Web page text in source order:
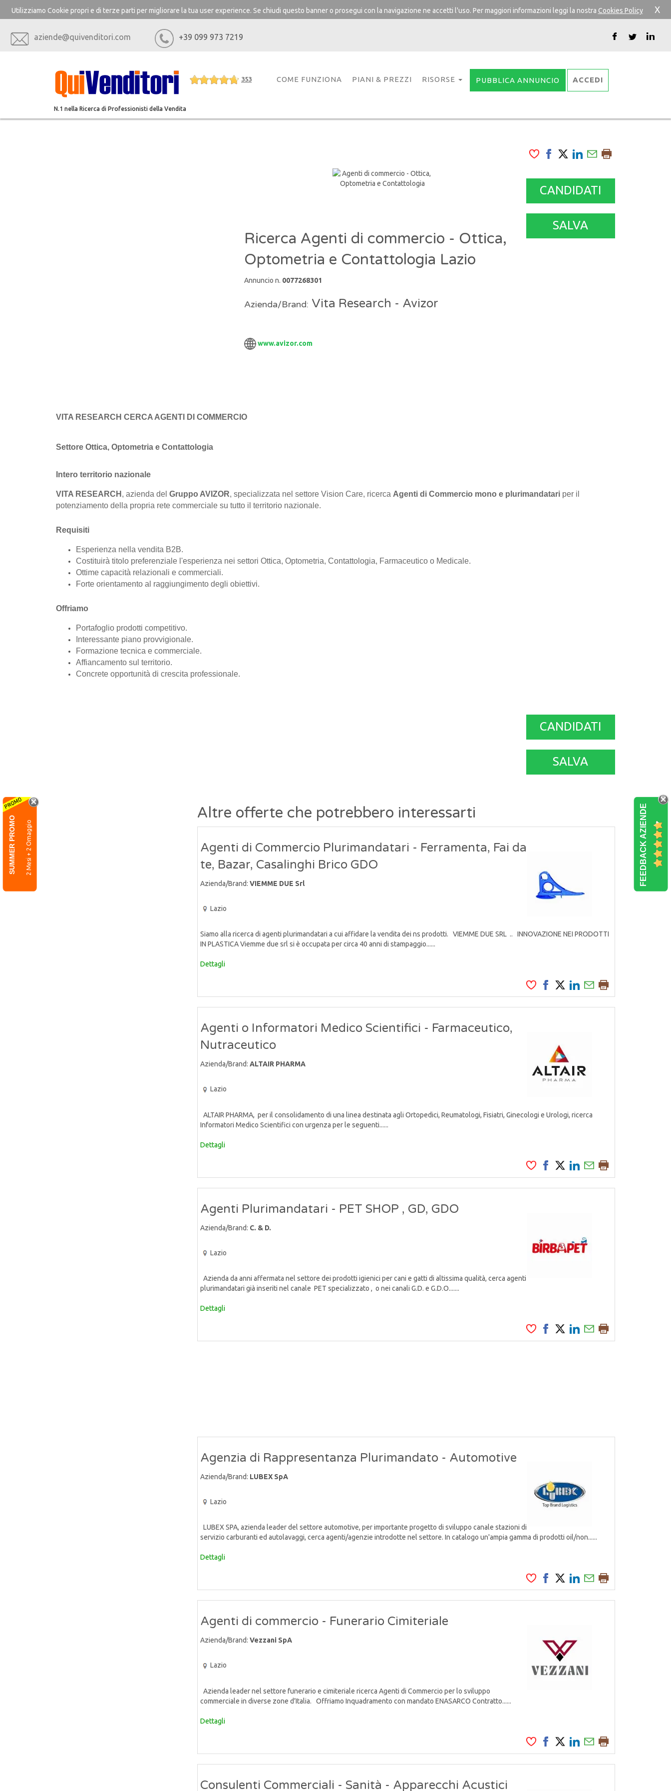
Utilizziamo Cookie propri e di terze parti per migliorare la tua user experience. Se chiudi questo banner o prosegui con la navigazione ne accetti l'uso. Per maggiori informazioni leggi la nostra Cookies Policy X
aziende@quivenditori.com +39 099 973 7219
353
N.1 nella Ricerca di Professionisti della Vendita
COME FUNZIONA PIANI & PREZZI RISORSE PUBBLICA ANNUNCIO ACCEDI
FEEDBACK AZIENDE
SUMMER PROMO 2 Mesi + 2 Omaggio
Ricerca Agenti di commercio - Ottica,
Optometria e Contattologia Lazio
Annuncio n. 0077268301
Azienda/Brand: Vita Research - Avizor
www.avizor.com
CANDIDATI
SALVA
VITA RESEARCH CERCA AGENTI DI COMMERCIO
Settore Ottica, Optometria e Contattologia
Intero territorio nazionale
VITA RESEARCH , azienda del Gruppo AVIZOR, specializzata nel settore Vision Care, ricerca Agenti di Commercio mono e plurimandatari per il
potenziamento della propria rete commerciale su tutto il territorio nazionale.
Requisiti
Esperienza nella vendita B2B.
Costituirà titolo preferenziale l'esperienza nei settori Ottica, Optometria, Contattologia, Farmaceutico o Medicale.
Ottime capacità relazionali e commerciali.
Forte orientamento al raggiungimento degli obiettivi.
Offriamo
Portafoglio prodotti competitivo.
Interessante piano provvigionale.
Formazione tecnica e commerciale.
Affiancamento sul territorio.
Concrete opportunità di crescita professionale.
CANDIDATI
SALVA
Altre offerte che potrebbero interessarti
Agenti di Commercio Plurimandatari - Ferramenta, Fai da
te, Bazar, Casalinghi Brico GDO
Azienda/Brand: VIEMME DUE Srl
Lazio
Siamo alla ricerca di agenti plurimandatari a cui affidare la vendita dei ns prodotti. VIEMME DUE SRL .. INNOVAZIONE NEI PRODOTTI
IN PLASTICA Viemme due srl si è occupata per circa 40 anni di stampaggio......
Dettagli
Agenti o Informatori Medico Scientifici - Farmaceutico,
Nutraceutico
Azienda/Brand: ALTAIR PHARMA
Lazio
ALTAIR PHARMA, per il consolidamento di una linea destinata agli Ortopedici, Reumatologi, Fisiatri, Ginecologi e Urologi, ricerca
Informatori Medico Scientifici con urgenza per le seguenti......
Dettagli
Agenti Plurimandatari - PET SHOP , GD, GDO
Azienda/Brand: C. & D.
Lazio
Azienda da anni affermata nel settore dei prodotti igienici per cani e gatti di altissima qualità, cerca agenti
plurimandatari già inseriti nel canale PET specializzato , o nei canali G.D. e G.D.O.......
Dettagli
Agenzia di Rappresentanza Plurimandato - Automotive
Azienda/Brand: LUBEX SpA
Lazio
LUBEX SPA, azienda leader del settore automotive, per importante progetto di sviluppo canale stazioni di
servizio carburanti ed autolavaggi, cerca agenti/agenzie introdotte nel settore. In catalogo un'ampia gamma di prodotti oil/non......
Dettagli
Agenti di commercio - Funerario Cimiteriale
Azienda/Brand: Vezzani SpA
Lazio
Azienda leader nel settore funerario e cimiteriale ricerca Agenti di Commercio per lo sviluppo
commerciale in diverse zone d’Italia. Offriamo Inquadramento con mandato ENASARCO Contratto......
Dettagli
Consulenti Commerciali - Sanità - Apparecchi Acustici